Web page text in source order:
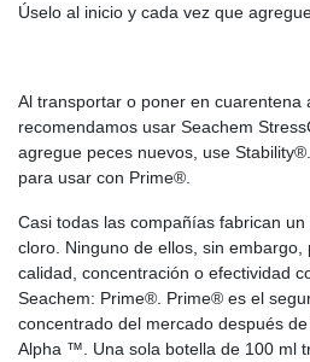
Úselo al inicio y cada vez que
Al transportar o poner en cuarentena
recomendamos usar Seachem
agregue peces nuevos, use
para usar con Prime®.
Casi todas las compañías fabrican
cloro. Ninguno de ellos, sin embargo,
calidad, concentración o efectividad
Seachem: Prime®. Prime® es el
concentrado del mercado después
Alpha ™. Una sola botella de 100 ml